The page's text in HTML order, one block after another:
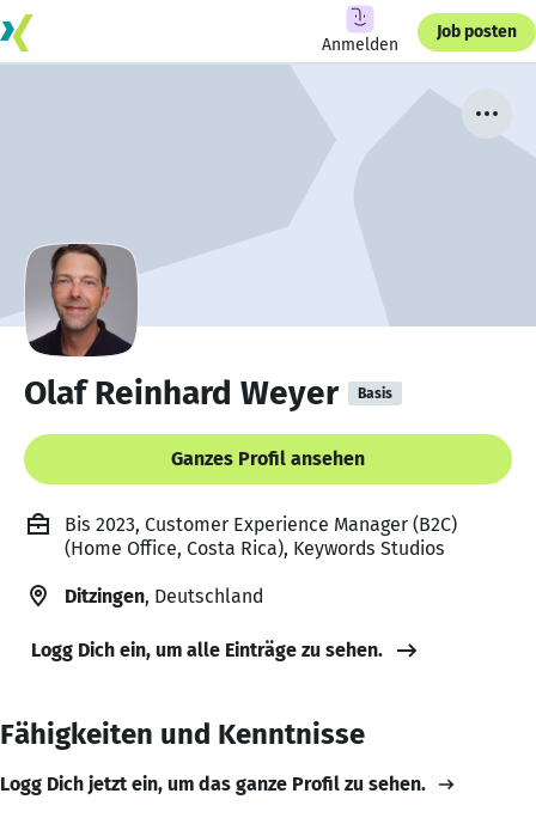
Anmelden
Job posten
Olaf Reinhard Weyer Basis
Ganzes Profil ansehen
Bis 2023, Customer Experience Manager (B2C)
(Home Office, Costa Rica), Keywords Studios
Ditzingen, Deutschland
Logg Dich ein, um alle Einträge zu sehen.
Fähigkeiten und Kenntnisse
Logg Dich jetzt ein, um das ganze Profil zu sehen.